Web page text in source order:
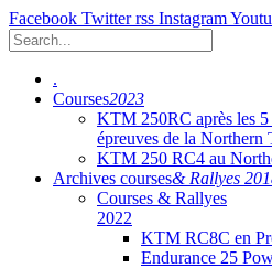
Facebook Twitter rss Instagram
.
Courses2023
KTM 250RC après les 5
épreuves de la Northern
KTM 250 RC4 au
Archives courses& Rallyes
Courses & Rallyes
2022
KTM RC8C en
Endurance 25